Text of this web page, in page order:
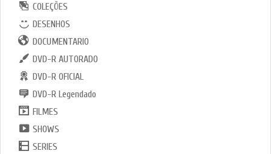
COLEÇÕES
DESENHOS
DOCUMENTARIO
DVD-R AUTORADO
DVD-R OFICIAL
DVD-R Legendado
FILMES
SHOWS
SERIES